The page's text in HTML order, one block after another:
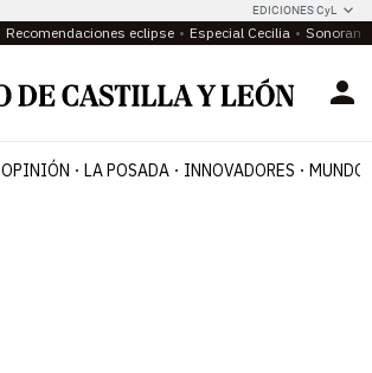
EDICIONES CyL
Recomendaciones eclipse Especial Cecilia
OPINIÓN LA POSADA INNOVADORES MUNDO